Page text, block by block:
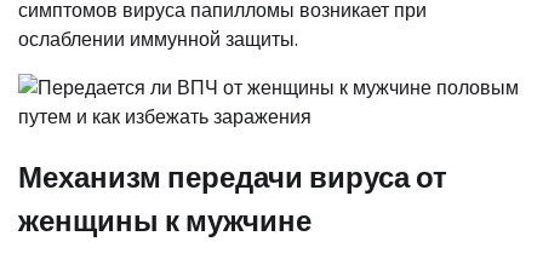
симптомов вируса папилломы возникает при
ослаблении иммунной защиты.
Механизм передачи вируса от
женщины к мужчине